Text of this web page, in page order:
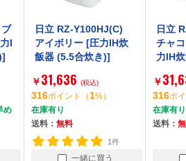
日立 RZ-Y100HJ(C)
アイボリー [圧力IH炊
飯器 (5.5合炊き)]
31,636 (税込)
ポイント（1 %）
在庫有り
無料
1件
一緒に買う
日立 RZ-
チャコール
力IH炊飯器
31,636 (税
ポイント（1
在庫有り
無料
一緒